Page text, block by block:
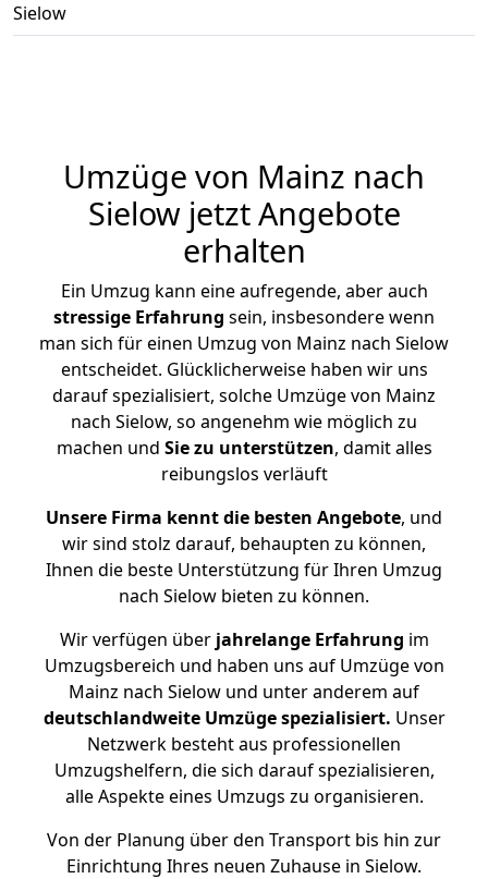
Sielow
Umzüge von Mainz nach
Sielow jetzt Angebote
erhalten
Ein Umzug kann eine aufregende, aber auch
stressige Erfahrung sein, insbesondere wenn
man sich für einen Umzug von Mainz nach Sielow
entscheidet. Glücklicherweise haben wir uns
darauf spezialisiert, solche Umzüge von Mainz
nach Sielow, so angenehm wie möglich zu
machen und Sie zu unterstützen, damit alles
reibungslos verläuft
Unsere Firma kennt die besten Angebote, und
wir sind stolz darauf, behaupten zu können,
Ihnen die beste Unterstützung für Ihren Umzug
nach Sielow bieten zu können.
Wir verfügen überjahrelange Erfahrung im
Umzugsbereich und haben uns auf Umzüge von
Mainz nach Sielow und unter anderem auf
deutschlandweite Umzüge spezialisiert. Unser
Netzwerk besteht aus professionellen
Umzugshelfern, die sich darauf spezialisieren,
alle Aspekte eines Umzugs zu organisieren.
Von der Planung über den Transport bis hin zur
Einrichtung Ihres neuen Zuhause in Sielow.